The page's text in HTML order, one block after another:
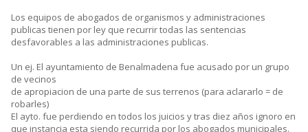
Los equipos de abogados de organismos y administraciones
publicas tienen por ley que recurrir todas las sentencias
desfavorables a las administraciones publicas.
Un ej. El ayuntamiento de Benalmadena fue acusado por un grupo
de vecinos
de apropiacion de una parte de sus terrenos (para aclararlo = de
robarles)
El ayto. fue perdiendo en todos los juicios y tras diez años ignoro en
que instancia esta siendo recurrida por los abogados municipales.